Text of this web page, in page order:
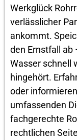
Werkglück
verlässlicher
ankommt.
den Ernstfall ab
Wasser schnell
hingehört.
oder
umfassenden
fachgerechte
rechtlichen